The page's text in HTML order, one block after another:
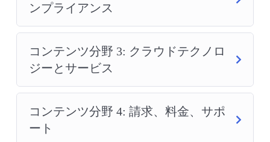
ンプライアンス
コンテンツ分野 3: クラウドテクノロ
ジーとサービス
コンテンツ分野 4: 請求、料金、サポ
ート